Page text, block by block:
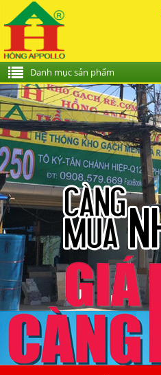
Danh mục sản phẩm